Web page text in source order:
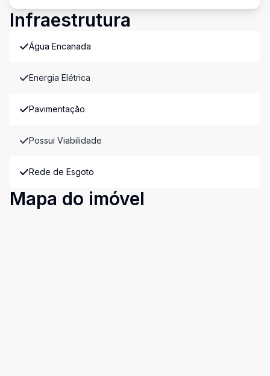
Infraestrutura
Água Encanada
Energia Elétrica
Pavimentação
Possui Viabilidade
Rede de Esgoto
Mapa do imóvel